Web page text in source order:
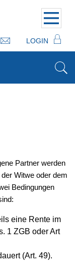
LOGIN
Partner werden
Witwe oder dem
Bedingungen
eine Rente im
1 ZGB oder Art
(Art. 49).